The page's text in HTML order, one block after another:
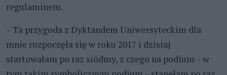
regulaminem.
– Ta przygoda z Dyktandem Uniwersyteckim dla
mnie rozpoczęła się w roku 2017 i dzisiaj
startowałam po raz siódmy, z czego na podium – w